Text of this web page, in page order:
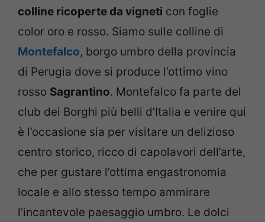
colline ricoperte da vigneti con foglie
color oro e rosso. Siamo sulle colline di
Montefalco, borgo umbro della provincia
di Perugia dove si produce l’ottimo vino
rosso Sagrantino. Montefalco fa parte del
club dei Borghi più belli d’Italia e venire qui
è l’occasione sia per visitare un delizioso
centro storico, ricco di capolavori dell’arte,
che per gustare l’ottima engastronomia
locale e allo stesso tempo ammirare
l’incantevole paesaggio umbro. Le dolci